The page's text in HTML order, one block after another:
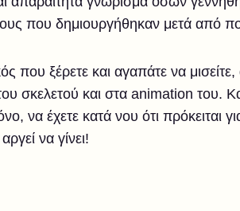
που δημιουργήθηκαν μετά από
που ξέρετε και αγαπάτε να
σκελετού και στα animation του.
να έχετε κατά νου ότι πρόκειται
να γίνει!